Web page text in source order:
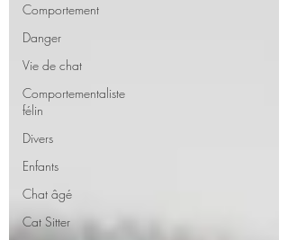
Comportement
Danger
Vie de chat
Comportementaliste
félin
Divers
Enfants
Chat âgé
Cat Sitter